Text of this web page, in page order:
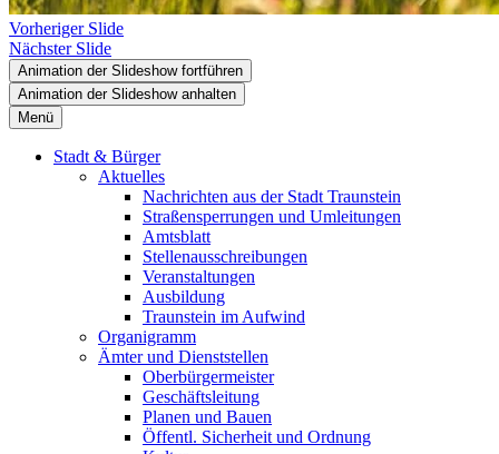
Vorheriger Slide
Nächster Slide
Animation der Slideshow fortführen
Animation der Slideshow anhalten
Menü
Stadt & Bürger
Aktuelles
Nachrichten aus der Stadt Traunstein
Straßensperrungen und Umleitungen
Amtsblatt
Stellenausschreibungen
Veranstaltungen
Ausbildung
Traunstein im Aufwind
Organigramm
Ämter und Dienststellen
Oberbürgermeister
Geschäftsleitung
Planen und Bauen
Öffentl. Sicherheit und Ordnung